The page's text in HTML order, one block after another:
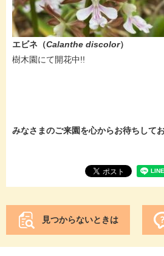
エビネ（Calanthe discolor）
​樹木園にて開花中!!
みなさまのご来園を心からお待ちしてお
見つからないときは